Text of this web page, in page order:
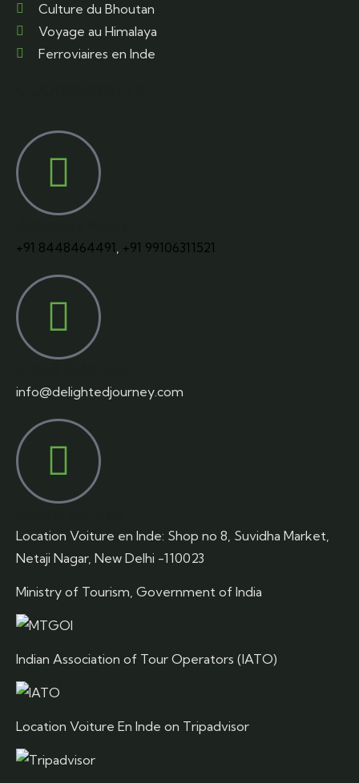
Culture du Bhoutan
Voyage au Himalaya
Ferroviaires en Inde
+91 8448464491, +91 99106311521
info@delightedjourney.com
Location Voiture en Inde: Shop no 8, Suvidha Market,
Netaji Nagar, New Delhi -110023
Ministry of Tourism, Government of India
Indian Association of Tour Operators (IATO)
Location Voiture En Inde on Tripadvisor